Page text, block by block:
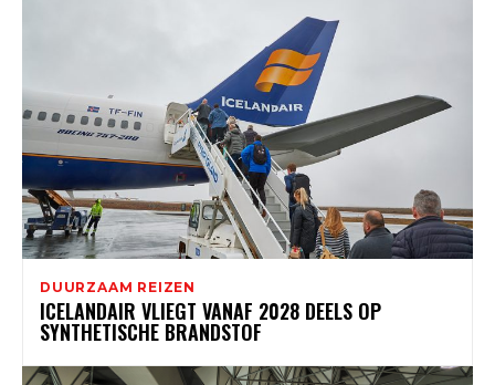
DUURZAAM REIZEN
ICELANDAIR VLIEGT VANAF 2028 DEELS OP
SYNTHETISCHE BRANDSTOF